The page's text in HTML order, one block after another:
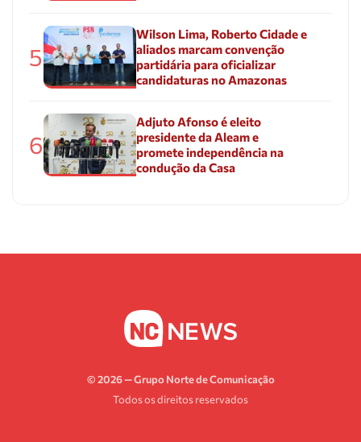
5
Wilson Lima, Roberto Cidade e
aliados marcam convenção
partidária para oficializar
candidaturas no Amazonas
6
Adjuto Afonso é eleito
presidente da Aleam e
promete independência na
condução da Casa
© 2026 — Grupo Norte de Comunicação
Todos os direitos reservados